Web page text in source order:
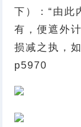
下）：“由此
有，便遮外
损减之执，
p5970